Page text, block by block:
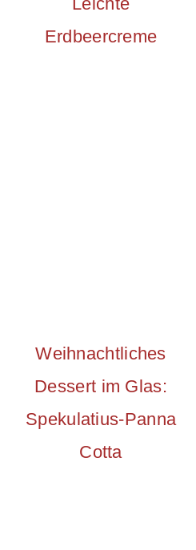
Erdbeercreme
Weihnachtliches
Dessert im Glas:
Spekulatius-Panna
Cotta